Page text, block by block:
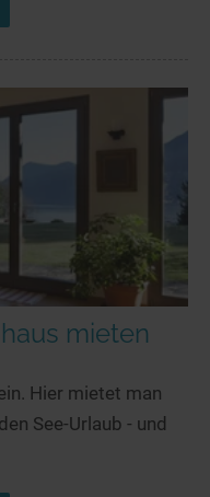
mieten
Hier mietet man
See-Urlaub - und